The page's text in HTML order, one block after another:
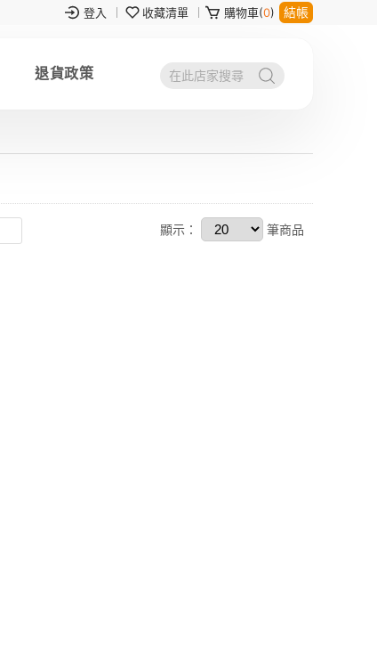
登入 收藏清單 購物車(0) 結帳
退貨政策
顯示： 筆商品